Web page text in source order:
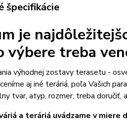
špecifikácie
je
výbere treba
výhodnej zostavy terasetu -
aj iné teráriá, poľa Vašich
tvar, atyp, rozmer, treba doručiť,
a teráriá uvádzame v miere